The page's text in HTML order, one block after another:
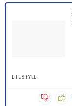
LIFESTYLE